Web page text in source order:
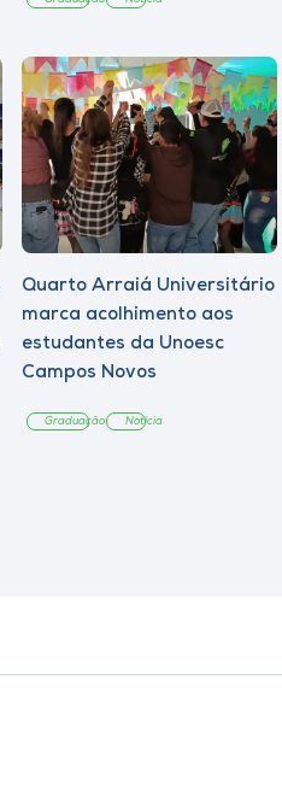
Quarto Arraiá Universitário
marca acolhimento aos
estudantes da Unoesc
Campos Novos
Graduação Notícia